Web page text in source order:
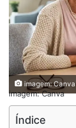
imagem: Canva
imagem: Canva
Índice